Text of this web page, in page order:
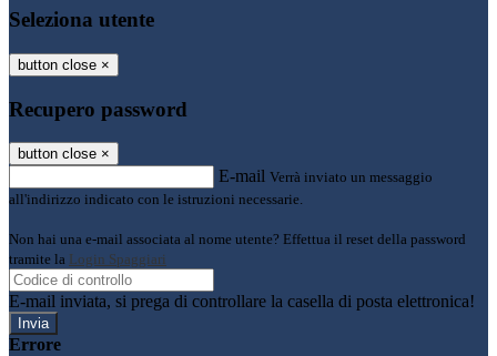
Seleziona utente
button close ×
Recupero password
button close ×
E-mail Verrà inviato un messaggio
all'indirizzo indicato con le istruzioni necessarie.
Non hai una e-mail associata al nome utente? Effettua il reset della password
tramite la Login Spaggiari
E-mail inviata, si prega di controllare la casella di posta elettronica!
Errore